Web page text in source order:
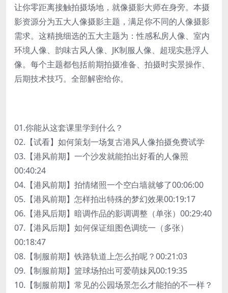
让你零距离接触拍摄场地，就像摄影大师在身旁。本摄
影资源分为五大人像摄影主题，满足你不同的人像摄影
需求。这精挑细选的五大主题为：性感私房人像、室内
环境人像、韵味古风人像、JK制服人像、超现实悬浮人
像。每个主题都包括前期拍摄准备、拍摄时实景操作、
后期技术技巧。全部解密给你。
01.你能从这套课里学到什么？
02.【试看】如何策划一场复古港风人像拍摄免费试学
03.【港风前期】一个沙发就能拍出好看的人像照
00:40:24
04.【港风前期】拍情绪照一个空白墙就够了00:06:00
05.【港风前期】怎样拍出特殊的梦幻效果00:19:17
06.【港风后期】暗调作品的影调调整（单张）00:29:40
07.【港风后期】如何保证组图色调统一（多张）
00:18:47
08.【制服前期】铁路轨道上怎么拍呢？00:21:03
09.【制服前期】篮球场拍出可爱萌妹风00:19:35
10.【制服前期】常见的公园场景怎么才能拍的不一样？